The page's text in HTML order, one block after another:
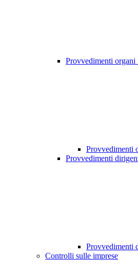
Provvedimenti
Provvedimenti
Provvedimenti
Provvedimenti
Controlli sulle imprese